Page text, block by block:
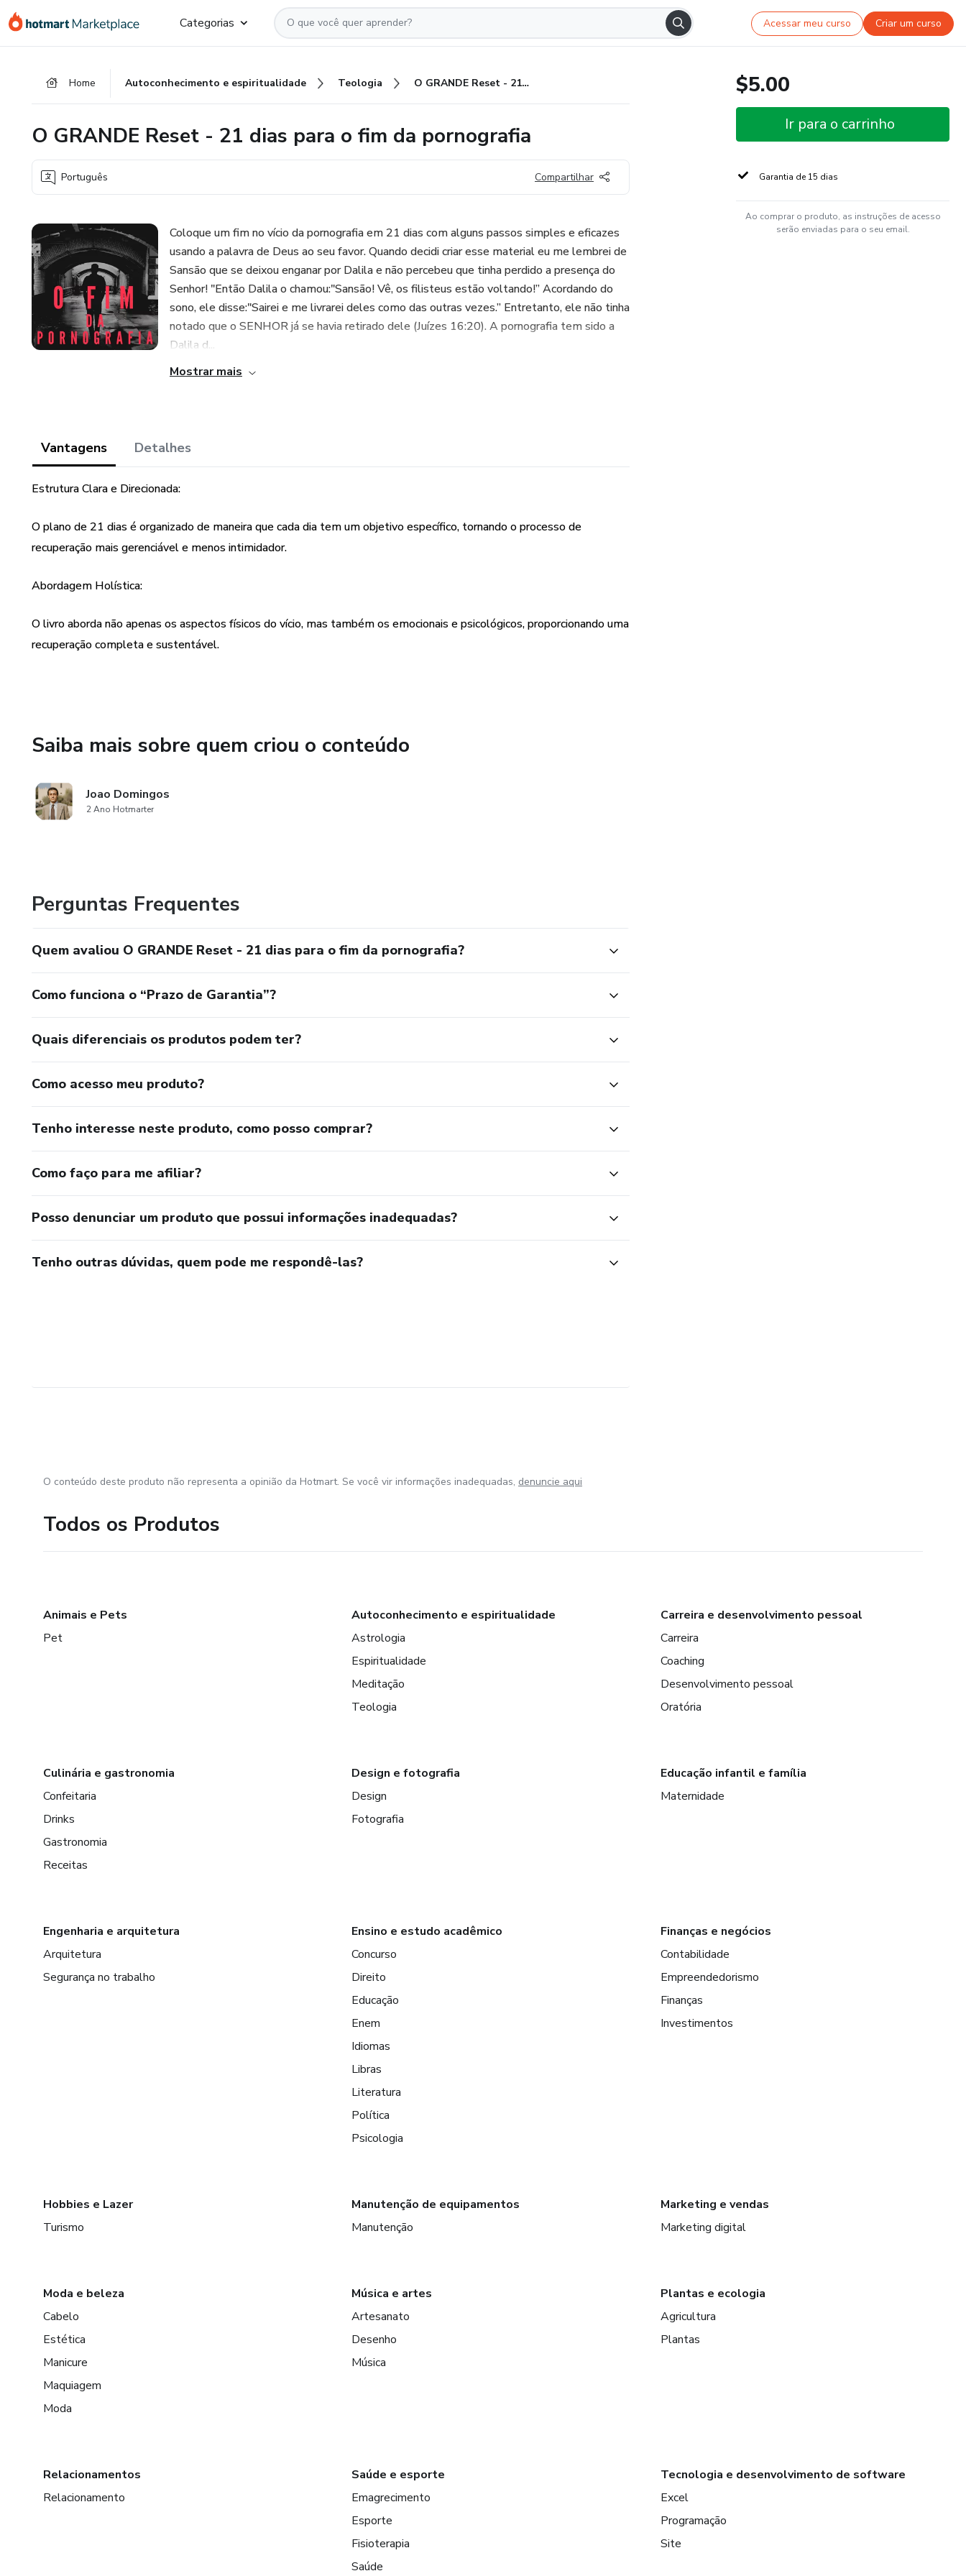
para
para
para
Categorias Acessar meu curso Criar um curso
Home Autoconhecimento e espiritualidade Teologia O GRANDE Reset - 21 dias para o fim da pornografia
O GRANDE Reset - 21 dias para o fim da pornografia
Português Compartilhar
Coloque um fim no vício da pornografia em 21 dias com alguns passos simples e eficazes
usando a palavra de Deus ao seu favor. Quando decidi criar esse material eu me lembrei de
Sansão que se deixou enganar por Dalila e não percebeu que tinha perdido a presença do
Senhor! "Então Dalila o chamou:"Sansão! Vê, os filisteus estão voltando!” Acordando do
sono, ele disse:"Sairei e me livrarei deles como das outras vezes.” Entretanto, ele não tinha
notado que o SENHOR já se havia retirado dele (Juízes 16:20). A pornografia tem sido a
Dalila d...
Mostrar mais
Vantagens Detalhes
Estrutura Clara e Direcionada:
O plano de 21 dias é organizado de maneira que cada dia tem um objetivo específico, tornando o processo de
recuperação mais gerenciável e menos intimidador.
Abordagem Holística:
O livro aborda não apenas os aspectos físicos do vício, mas também os emocionais e psicológicos, proporcionando uma
recuperação completa e sustentável.
Saiba mais sobre quem criou o conteúdo
Joao Domingos
2 Ano Hotmarter
Perguntas Frequentes
Quem avaliou O GRANDE Reset - 21 dias para o fim da pornografia?
Como funciona o “Prazo de Garantia”?
Quais diferenciais os produtos podem ter?
Como acesso meu produto?
Tenho interesse neste produto, como posso comprar?
Como faço para me afiliar?
Posso denunciar um produto que possui informações inadequadas?
Tenho outras dúvidas, quem pode me respondê-las?
$5.00
Ir para o carrinho
Garantia de 15 dias
Ao comprar o produto, as instruções de acesso
serão enviadas para o seu email.
O conteúdo deste produto não representa a opinião da Hotmart. Se você vir informações inadequadas, denuncie aqui
Todos os Produtos
Animais e Pets
Pet
Autoconhecimento e espiritualidade
Astrologia
Espiritualidade
Meditação
Teologia
Carreira e desenvolvimento pessoal
Carreira
Coaching
Desenvolvimento pessoal
Oratória
Culinária e gastronomia
Confeitaria
Drinks
Gastronomia
Receitas
Design e fotografia
Design
Fotografia
Educação infantil e família
Maternidade
Engenharia e arquitetura
Arquitetura
Segurança no trabalho
Ensino e estudo acadêmico
Concurso
Direito
Educação
Enem
Idiomas
Libras
Literatura
Política
Psicologia
Finanças e negócios
Contabilidade
Empreendedorismo
Finanças
Investimentos
Hobbies e Lazer
Turismo
Manutenção de equipamentos
Manutenção
Marketing e vendas
Marketing digital
Moda e beleza
Cabelo
Estética
Manicure
Maquiagem
Moda
Música e artes
Artesanato
Desenho
Música
Plantas e ecologia
Agricultura
Plantas
Relacionamentos
Relacionamento
Saúde e esporte
Emagrecimento
Esporte
Fisioterapia
Saúde
Tecnologia e desenvolvimento de software
Excel
Programação
Site